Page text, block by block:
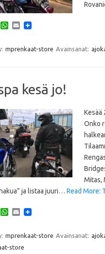
T
W
t
E
i
mprenkaat-store Avainsanat:
kesä jo!
Kesää
Onko
Mitas,
ja listaa juuri… Read More:
T
W
t
A
E
i
mprenkaat-store Avainsanat:
store